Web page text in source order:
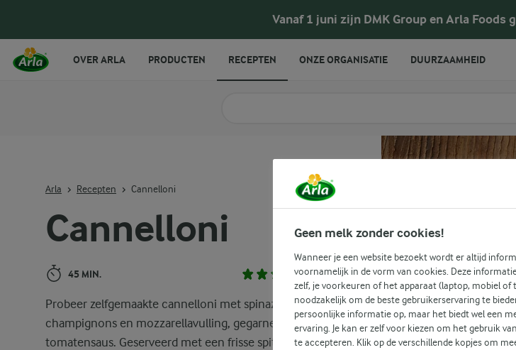
Vanaf 1 juni zijn DMK Group en Arla Foods
Cannelloni
45 MIN. (1)
Probeer zelfgemaakte cannelloni met spinazie,
champignons en mozzarellavulling, gegarneerd met
tomatensaus. Geserveerd met een frisse spitskoolsalade
Arla Recepten Cannelloni
OVER ARLA PRODUCTEN RECEPTEN ONZE ORGANISATIE DUURZAAMHEID
Geen melk zonder cookies!
Wanneer je een website bezoekt wordt er altijd
voornamelijk in de vorm van cookies. Deze
zelf, je voorkeuren of het apparaat (laptop, mobiel of
noodzakelijk om de beste gebruikerservaring te
persoonlijke informatie op, maar het biedt wel een
ervaring. Je kan er zelf voor kiezen om het gebruik
te accepteren. Klik op de verschillende kopjes om